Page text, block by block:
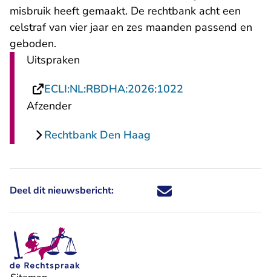
misbruik heeft gemaakt. De rechtbank acht een
celstraf van vier jaar en zes maanden passend en
geboden.
Uitspraken
ECLI:NL:RBDHA:2026:1022
Afzender
Rechtbank Den Haag
Deel dit nieuwsbericht: Deel dit nieuwsbericht via X -
Deel dit nieuwsbericht via
Deel dit nieuwsbericht
Deel dit